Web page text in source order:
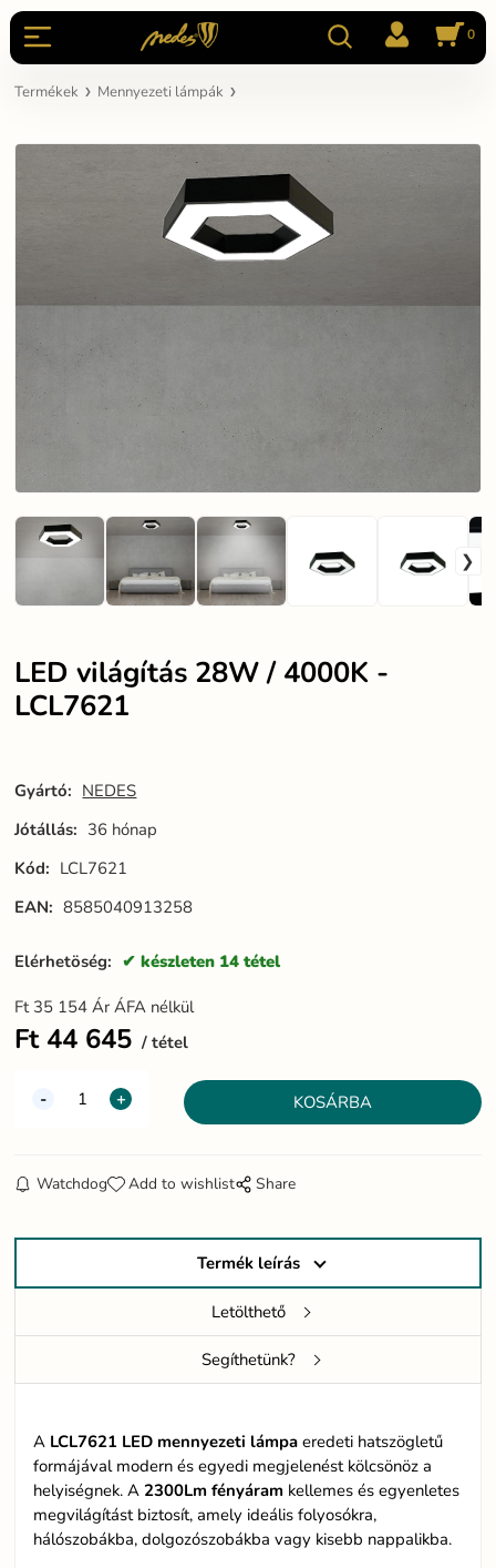
0
Termékek Mennyezeti lámpák
LED világítás 28W / 4000K -
LCL7621
Gyártó: NEDES
Jótállás: 36 hónap
Kód: LCL7621
EAN: 8585040913258
Elérhetöség: készleten 14 tétel
Ft 35 154 Ár ÁFA nélkül
Ft44 645 tétel
Watchdog Add to wishlist Share
Termék leírás
Letölthető
Segíthetünk?
A LCL7621 LED mennyezeti lámpa eredeti hatszögletű
formájával modern és egyedi megjelenést kölcsönöz a
helyiségnek. A 2300Lm fényáram kellemes és egyenletes
megvilágítást biztosít, amely ideális folyosókra,
hálószobákba, dolgozószobákba vagy kisebb nappalikba.